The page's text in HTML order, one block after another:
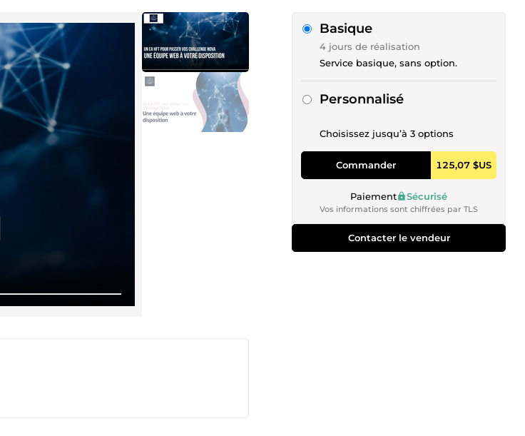
Basique
4 jours de réalisation
Service basique, sans option.
Personnalisé
Choisissez jusqu’à 3 options
Commander 125,07 $US
Paiement Sécurisé
Vos informations sont chiffrées par TLS
Contacter le vendeur